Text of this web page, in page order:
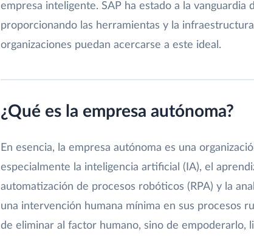
empresa inteligente. SAP ha estado a la vanguardia
proporcionando las herramientas y la
organizaciones puedan acercarse a este ideal.
¿Qué es la empresa autónoma?
En esencia, la empresa autónoma es una
especialmente la inteligencia artificial (IA), el
automatización de procesos robóticos (RPA) y la
una intervención humana mínima en sus procesos
de eliminar al factor humano, sino de empoderarlo,